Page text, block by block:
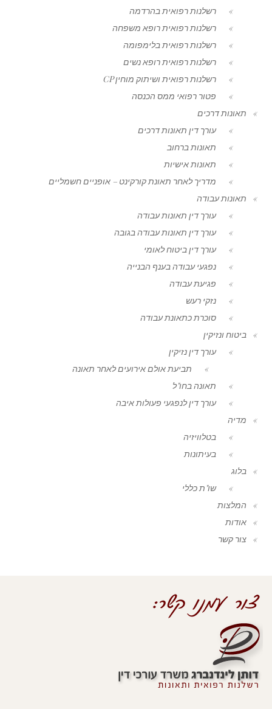
רשלנות רפואית בהרדמה
רשלנות רפואית רופא משפחה
רשלנות רפואית בלימפומה
רשלנות רפואית רופא נשים
רשלנות רפואית ושיתוק מוחין CP
פטור רפואי ממס הכנסה
תאונות דרכים
עורך דין תאונות דרכים
תאונות ברחוב
תאונות אישיות
מדריך לאחר תאונת קורקינט – אופניים חשמליים
תאונות עבודה
עורך דין תאונות עבודה
עורך דין תאונות עבודה בגובה
עורך דין ביטוח לאומי
נפגעי עבודה בענף הבנייה
פגיעת עבודה
נזקי רעש
סוכרת כתאונת עבודה
ביטוח ונזיקין
עורך דין נזיקין
תביעת אולם אירועים לאחר תאונה
תאונה בחו"ל
עורך דין לנפגעי פעולות איבה
מדיה
בטלוויזיה
בעיתונות
בלוג
שו"ת כללי
המלצות
אודות
צור קשר